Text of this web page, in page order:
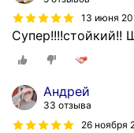
13 июня
Супер!!!!стойкий!!
Андрей
33 отзыва
26 ноября